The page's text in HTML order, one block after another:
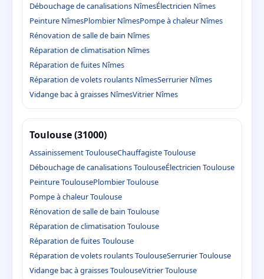
Débouchage de canalisations NîmesÉlectricien Nîmes
Peinture NîmesPlombier NîmesPompe à chaleur Nîmes
Rénovation de salle de bain Nîmes
Réparation de climatisation Nîmes
Réparation de fuites Nîmes
Réparation de volets roulants NîmesSerrurier Nîmes
Vidange bac à graisses NîmesVitrier Nîmes
Toulouse (31000)
Assainissement ToulouseChauffagiste Toulouse
Débouchage de canalisations ToulouseÉlectricien Toulouse
Peinture ToulousePlombier Toulouse
Pompe à chaleur Toulouse
Rénovation de salle de bain Toulouse
Réparation de climatisation Toulouse
Réparation de fuites Toulouse
Réparation de volets roulants ToulouseSerrurier Toulouse
Vidange bac à graisses ToulouseVitrier Toulouse